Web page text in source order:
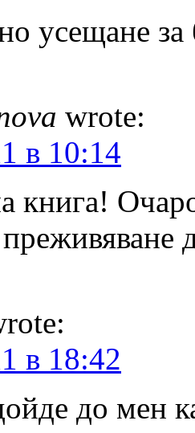
усещане
wrote:
в 10:14
книга!
в 18:42
до мен